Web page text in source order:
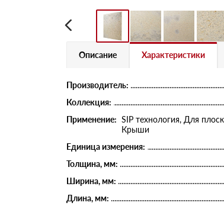
Описание Характеристики
Производитель:
Коллекция:
Применение: SIP технология, Для
Крыши
Единица измерения:
Толщина, мм:
Ширина, мм:
Длина, мм: